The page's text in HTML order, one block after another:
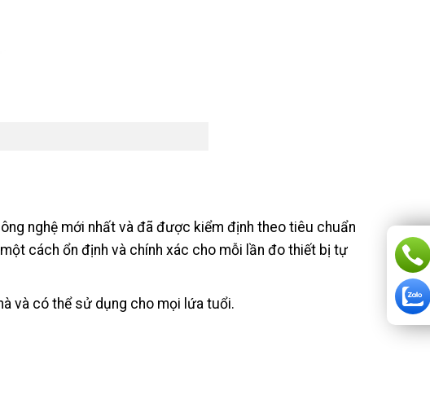
nghệ mới nhất và đã được kiểm định theo tiêu chuẩn
cách ổn định và chính xác cho mỗi lần đo thiết bị tự
và có thể sử dụng cho mọi lứa tuổi.